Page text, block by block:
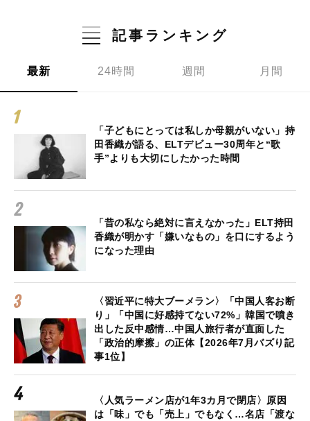
記事ランキング
最新 24時間 週間 月間
「子どもにとっては私しか母親がいない」持
田香織が語る、ELTデビュー30周年と“歌
手”よりも大切にしたかった時間
「昔の私なら絶対に言えなかった」ELT持田
香織が明かす「嫌いなもの」を口にするよう
になった理由
〈習近平に特大ブーメラン〉「中国人客お断
り」「中国に好感持てない72%」韓国で噴き
出した反中感情…中国人旅行者が直面した
「政治的摩擦」の正体【2026年7月バズり記
事1位】
〈人気ラーメン店が1年3カ月で閉店〉原因
は「味」でも「売上」でもなく…名店「渡な